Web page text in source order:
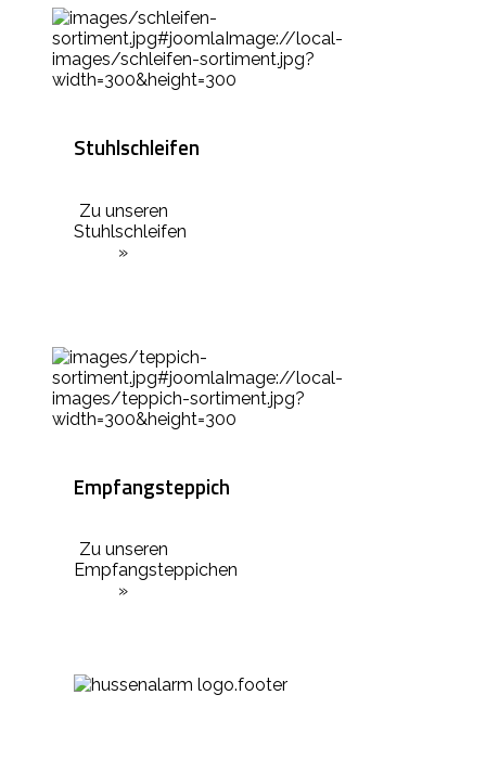
Stuhlschleifen
Zu unseren
Stuhlschleifen
»
Empfangsteppich
Zu unseren
Empfangsteppichen
»